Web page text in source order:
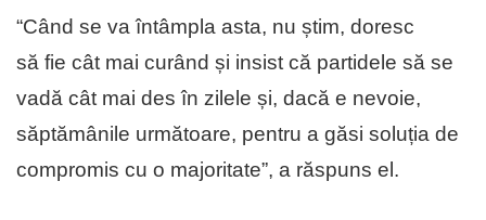
“Când se va întâmpla asta, nu știm, doresc
să fie cât mai curând și insist că partidele să se
vadă cât mai des în zilele și, dacă e nevoie,
săptămânile următoare, pentru a găsi soluția de
compromis cu o majoritate”, a răspuns el.